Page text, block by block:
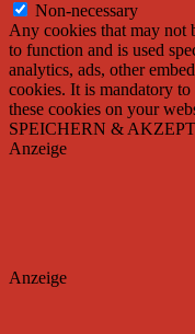
Non-necessary
Any cookies that may not
to function and is used
analytics, ads, other
cookies. It is mandatory
these cookies on your
SPEICHERN &
Anzeige
Anzeige